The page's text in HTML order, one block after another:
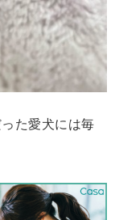
た愛犬には毎